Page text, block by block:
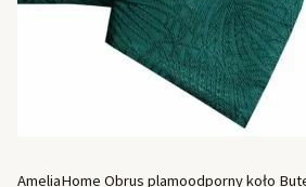
AmeliaHome Obrus plamoodporny koło